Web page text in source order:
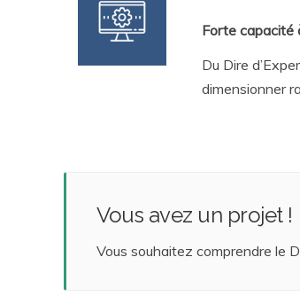
Forte capacité
Du Dire
dimensionner
Vous avez un projet !
Vous souhaitez comprendre le